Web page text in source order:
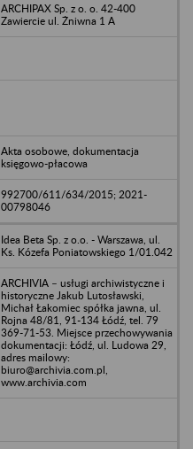
ARCHIPAX Sp. z o. o. 42-400
Zawiercie ul. Żniwna 1 A
Akta osobowe, dokumentacja
księgowo-płacowa
992700/611/634/2015; 2021-
00798046
Idea Beta Sp. z o.o. - Warszawa, ul.
Ks. Kózefa Poniatowskiego 1/01.042
ARCHIVIA – usługi archiwistyczne i
historyczne Jakub Lutosławski,
Michał Łakomiec spółka jawna, ul.
Rojna 48/81, 91-134 Łódź, tel. 79
369-71-53. Miejsce przechowywania
dokumentacji: Łódź, ul. Ludowa 29,
adres mailowy:
biuro@archivia.com.pl,
www.archivia.com